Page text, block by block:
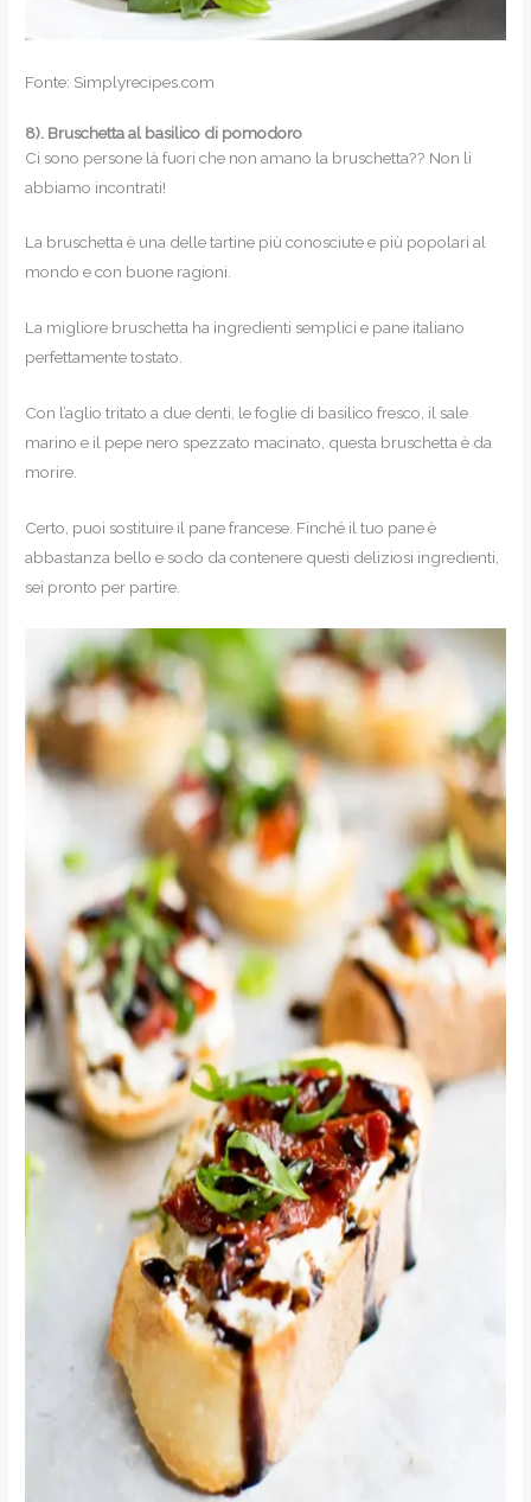
Fonte: Simplyrecipes.com
8). Bruschetta al basilico di pomodoro
Ci sono persone là fuori che non amano la bruschetta?? Non li
abbiamo incontrati!
La bruschetta è una delle tartine più conosciute e più popolari al
mondo e con buone ragioni.
La migliore bruschetta ha ingredienti semplici e pane italiano
perfettamente tostato.
Con l’aglio tritato a due denti, le foglie di basilico fresco, il sale
marino e il pepe nero spezzato macinato, questa bruschetta è da
morire.
Certo, puoi sostituire il pane francese. Finché il tuo pane è
abbastanza bello e sodo da contenere questi deliziosi ingredienti,
sei pronto per partire.